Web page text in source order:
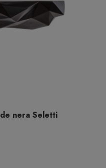
nera Seletti